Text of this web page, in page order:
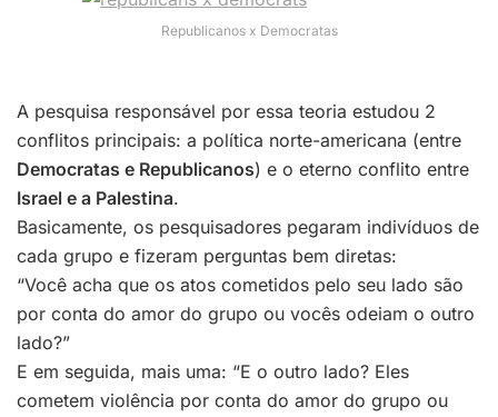
Republicanos x Democratas
A pesquisa responsável por essa teoria estudou 2
conflitos principais: a política norte-americana (entre
Democratas e Republicanos) e o eterno conflito entre
Israel e a Palestina.
Basicamente, os pesquisadores pegaram indivíduos de
cada grupo e fizeram perguntas bem diretas:
“Você acha que os atos cometidos pelo seu lado são
por conta do amor do grupo ou vocês odeiam o outro
lado?”
E em seguida, mais uma: “E o outro lado? Eles
cometem violência por conta do amor do grupo ou